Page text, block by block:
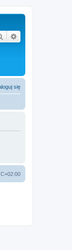
Szukaj
się